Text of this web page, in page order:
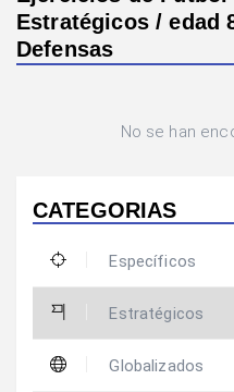
Estratégicos / edad
Defensas
No se han
CATEGORIAS
Específicos
Estratégicos
Globalizados